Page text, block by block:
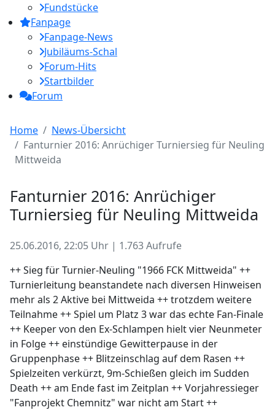
Fundstücke
Fanpage
Fanpage-News
Jubiläums-Schal
Forum-Hits
Startbilder
Forum
Home
News-Übersicht
Fanturnier 2016: Anrüchiger Turniersieg für Neuling
Mittweida
Fanturnier 2016: Anrüchiger
Turniersieg für Neuling Mittweida
25.06.2016, 22:05 Uhr | 1.763 Aufrufe
++ Sieg für Turnier-Neuling "1966 FCK Mittweida" ++
Turnierleitung beanstandete nach diversen Hinweisen
mehr als 2 Aktive bei Mittweida ++ trotzdem weitere
Teilnahme ++ Spiel um Platz 3 war das echte Fan-Finale
++ Keeper von den Ex-Schlampen hielt vier Neunmeter
in Folge ++ einstündige Gewitterpause in der
Gruppenphase ++ Blitzeinschlag auf dem Rasen ++
Spielzeiten verkürzt, 9m-Schießen gleich im Sudden
Death ++ am Ende fast im Zeitplan ++ Vorjahressieger
"Fanprojekt Chemnitz" war nicht am Start ++